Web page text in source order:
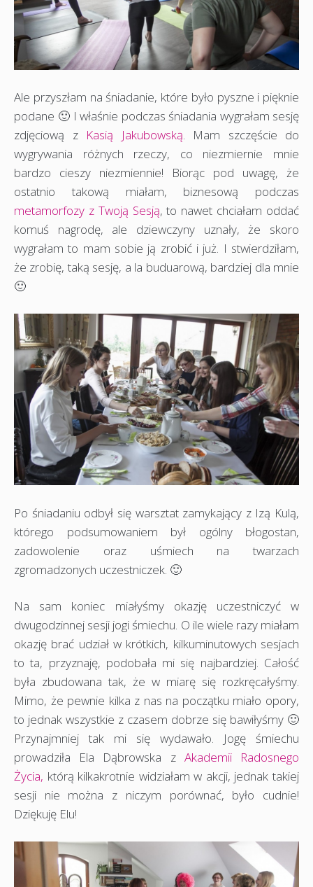
Ale przyszłam na śniadanie, które było pyszne i pięknie
podane 🙂 I właśnie podczas śniadania wygrałam sesję
zdjęciową z Kasią Jakubowską. Mam szczęście do
wygrywania różnych rzeczy, co niezmiernie mnie
bardzo cieszy niezmiennie! Biorąc pod uwagę, że
ostatnio takową miałam, biznesową podczas
metamorfozy z Twoją Sesją, to nawet chciałam oddać
komuś nagrodę, ale dziewczyny uznały, że skoro
wygrałam to mam sobie ją zrobić i już. I stwierdziłam,
że zrobię, taką sesję, a la buduarową, bardziej dla mnie
🙂
Po śniadaniu odbył się warsztat zamykający z Izą Kulą,
którego podsumowaniem był ogólny błogostan,
zadowolenie oraz uśmiech na twarzach
zgromadzonych uczestniczek. 🙂
Na sam koniec miałyśmy okazję uczestniczyć w
dwugodzinnej sesji jogi śmiechu. O ile wiele razy miałam
okazję brać udział w krótkich, kilkuminutowych sesjach
to ta, przyznaję, podobała mi się najbardziej. Całość
była zbudowana tak, że w miarę się rozkręcałyśmy.
Mimo, że pewnie kilka z nas na początku miało opory,
to jednak wszystkie z czasem dobrze się bawiłyśmy 🙂
Przynajmniej tak mi się wydawało. Jogę śmiechu
prowadziła Ela Dąbrowska z Akademii Radosnego
Życia, którą kilkakrotnie widziałam w akcji, jednak takiej
sesji nie można z niczym porównać, było cudnie!
Dziękuję Elu!